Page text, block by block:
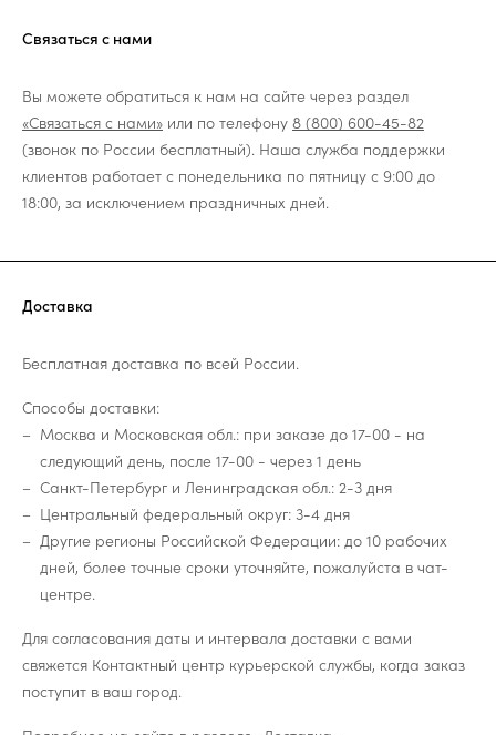
Связаться с нами
Вы можете обратиться к нам на сайте через раздел
«Связаться с нами» или по телефону 8 (800) 600-45-82
(звонок по России бесплатный). Наша служба поддержки
клиентов работает с понедельника по пятницу с 9:00 до
18:00, за исключением праздничных дней.
Доставка
Бесплатная доставка по всей России.
Способы доставки:
Москва и Московская обл.: при заказе до 17-00 - на
следующий день, после 17-00 - через 1 день
Санкт-Петербург и Ленинградская обл.: 2-3 дня
Центральный федеральный округ: 3-4 дня
Другие регионы Российской Федерации: до 10 рабочих
дней, более точные сроки уточняйте, пожалуйста в чат-
центре.
Для согласования даты и интервала доставки с вами
свяжется Контактный центр курьерской службы, когда заказ
поступит в ваш город.